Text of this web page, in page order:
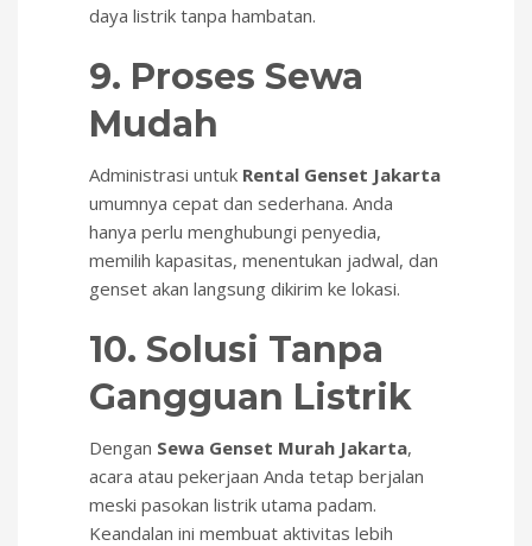
daya listrik tanpa hambatan.
9. Proses Sewa
Mudah
Administrasi untuk Rental Genset Jakarta
umumnya cepat dan sederhana. Anda
hanya perlu menghubungi penyedia,
memilih kapasitas, menentukan jadwal, dan
genset akan langsung dikirim ke lokasi.
10. Solusi Tanpa
Gangguan Listrik
Dengan Sewa Genset Murah Jakarta,
acara atau pekerjaan Anda tetap berjalan
meski pasokan listrik utama padam.
Keandalan ini membuat aktivitas lebih